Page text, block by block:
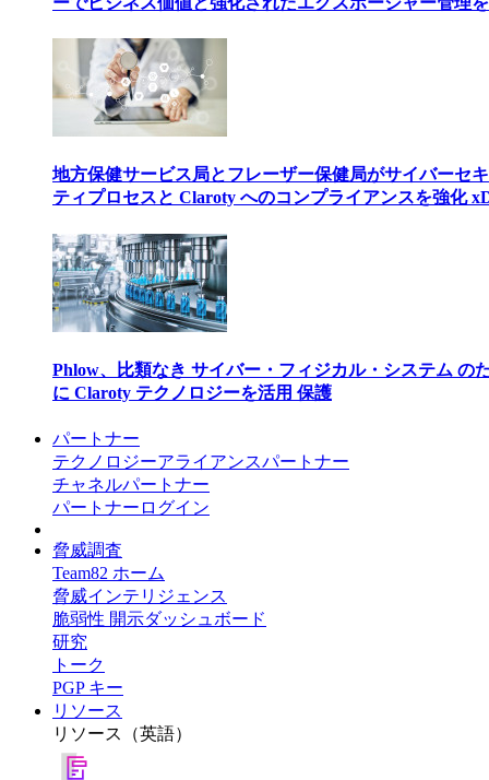
地方保健サービス局とフレーザー保健局がサイバーセ
ティプロセスと Claroty へのコンプライアンスを強化
Phlow、比類なき サイバー・フィジカル・システム の
に Claroty テクノロジーを活用 保護
パートナー
テクノロジーアライアンスパートナー
チャネルパートナー
パートナーログイン
脅威調査
Team82 ホーム
脅威インテリジェンス
脆弱性 開示ダッシュボード
研究
トーク
PGP キー
リソース
リソース（英語）